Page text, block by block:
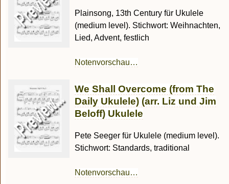
Plainsong, 13th Century für Ukulele
(medium level). Stichwort: Weihnachten,
Lied, Advent, festlich
Notenvorschau…
We Shall Overcome (from The
Daily Ukulele) (arr. Liz und Jim
Beloff) Ukulele
Pete Seeger für Ukulele (medium level).
Stichwort: Standards, traditional
Notenvorschau…